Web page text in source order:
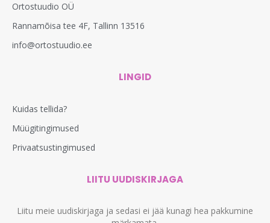
Ortostuudio OÜ
Rannamõisa tee 4F, Tallinn 13516
info@ortostuudio.ee
LINGID
Kuidas tellida?
Müügitingimused
Privaatsustingimused
LIITU UUDISKIRJAGA
Liitu meie uudiskirjaga ja sedasi ei jää kunagi hea pakkumine